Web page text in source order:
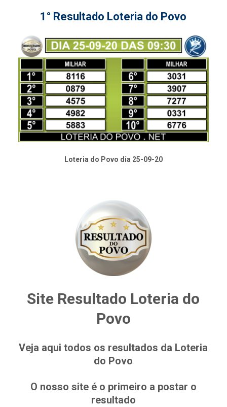
1° Resultado Loteria do Povo
Loteria do Povo dia 25-09-20
Site Resultado Loteria do
Povo
Veja aqui todos os resultados da Loteria
do Povo
O nosso site é o primeiro a postar o
resultado